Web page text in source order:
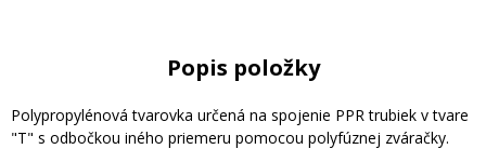
Popis položky
Polypropylénová tvarovka určená na spojenie PPR trubiek v tvare
"T" s odbočkou iného priemeru pomocou polyfúznej zváračky.